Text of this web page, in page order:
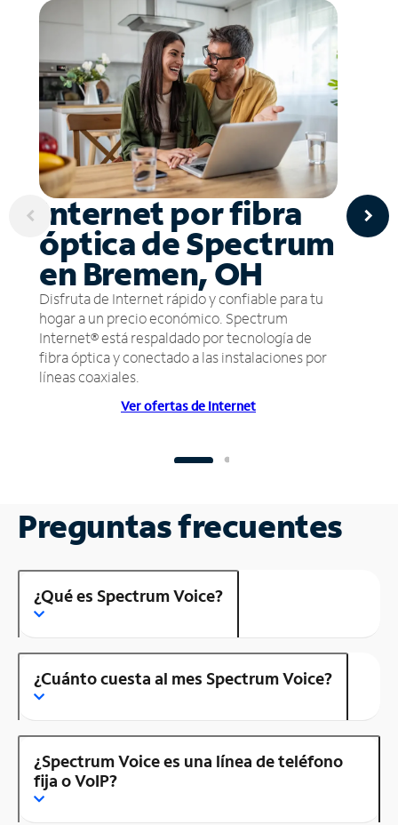
Internet por fibra
óptica de Spectrum
en Bremen, OH
Disfruta de Internet rápido y confiable para tu
hogar a un precio económico. Spectrum
Internet® está respaldado por tecnología de
fibra óptica y conectado a las instalaciones por
líneas coaxiales.
Ver ofertas de Internet
Preguntas frecuentes
¿Qué es Spectrum Voice?
¿Cuánto cuesta al mes Spectrum Voice?
¿Spectrum Voice es una línea de teléfono
fija o VoIP?